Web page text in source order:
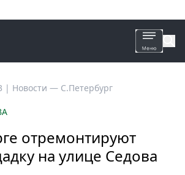
| Новости — С.Петербург
отремонтируют
на улице Седова